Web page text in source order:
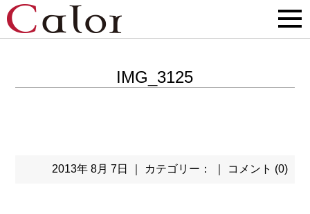
IMG_3125
2013年 8月 7日 ｜ カテゴリー： ｜ コメント (0)